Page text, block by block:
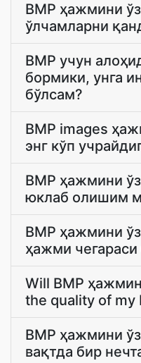
BMP ҳажмини
ўлчамларни
BMP учун
бормики, унга
бўлсам?
BMP images
энг кўп
BMP ҳажмини
юклаб олишим
BMP ҳажмини
ҳажми
Will BMP
the quality of my
BMP ҳажмини
вақтда бир